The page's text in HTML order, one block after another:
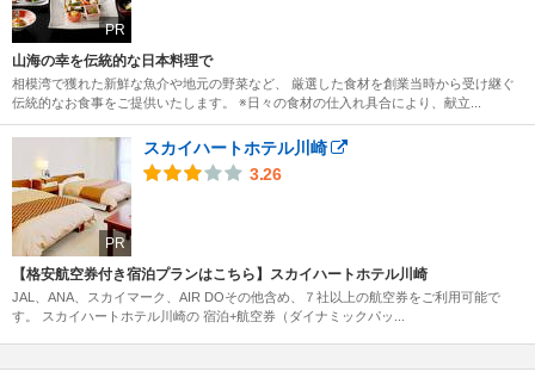
PR
山海の幸を伝統的な日本料理で
相模湾で獲れた新鮮な魚介や地元の野菜など、 厳選した食材を創業当時から受け継ぐ
伝統的なお食事をご提供いたします。 ※日々の食材の仕入れ具合により、献立...
PR
スカイハートホテル川崎
3.26
【格安航空券付き宿泊プランはこちら】スカイハートホテル川崎
JAL、ANA、スカイマーク、AIR DOその他含め、７社以上の航空券をご利用可能で
す。 スカイハートホテル川崎の 宿泊+航空券（ダイナミックパッ...